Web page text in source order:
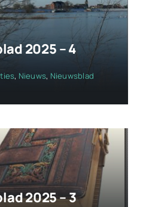
2025 – 4
, Nieuws, Nieuwsblad
2025 – 3